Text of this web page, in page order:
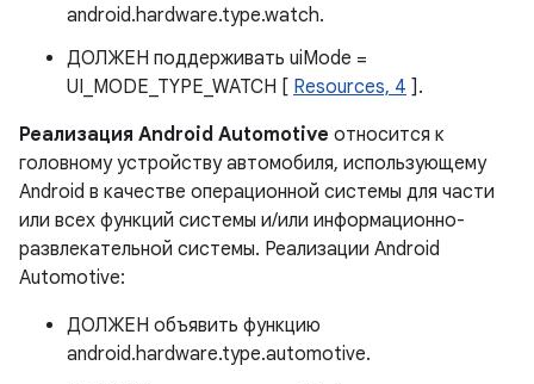
android.hardware.type.watch.
ДОЛЖЕН поддерживать uiMode =
UI_MODE_TYPE_WATCH [ Resources, 4 ].
Реализация Android Automotive относится к
головному устройству автомобиля, использующему
Android в качестве операционной системы для части
или всех функций системы и/или информационно-
развлекательной системы. Реализации Android
Automotive:
ДОЛЖЕН объявить функцию
android.hardware.type.automotive.